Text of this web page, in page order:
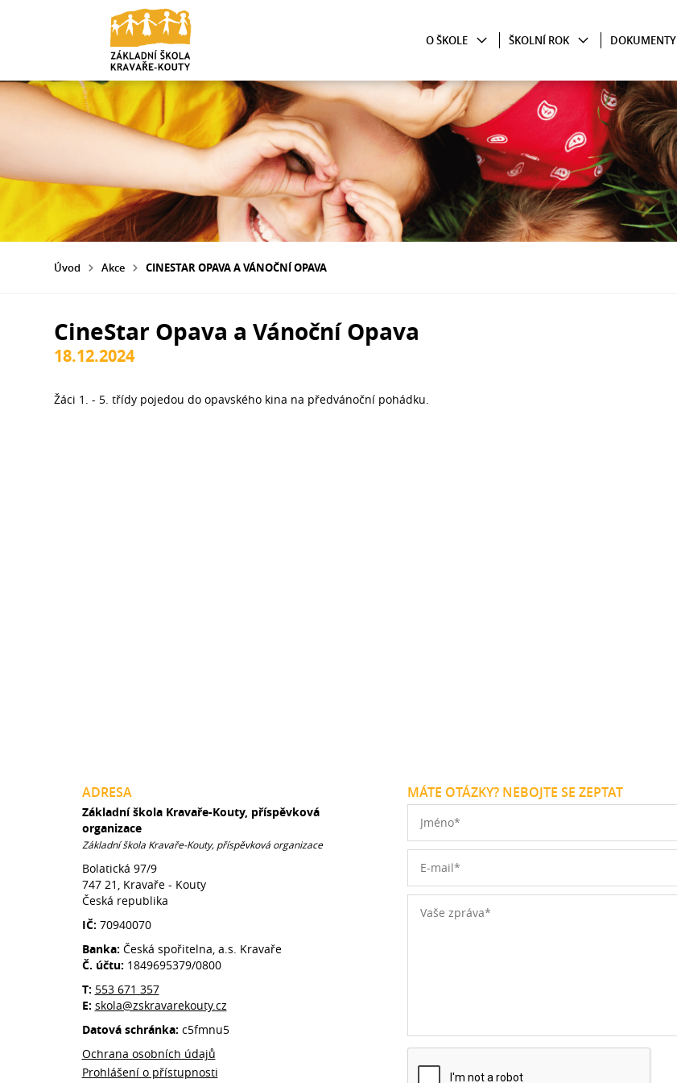
O ŠKOLE ŠKOLNÍ ROK DOKUMENTY
Úvod Akce CINESTAR OPAVA A VÁNOČNÍ OPAVA
CineStar Opava a Vánoční Opava
18.12.2024
Žáci 1. - 5. třídy pojedou do opavského kina na předvánoční pohádku.
ADRESA
Základní škola Kravaře-Kouty, příspěvková
organizace
Základní škola Kravaře-Kouty, příspěvková organizace
Bolatická 97/9
747 21, Kravaře - Kouty
Česká republika
IČ: 70940070
Banka: Česká spořitelna, a.s. Kravaře
Č. účtu: 1849695379/0800
T: 553 671 357
E: skola@zskravarekouty.cz
Datová schránka: c5fmnu5
Ochrana osobních údajů
Prohlášení o přístupnosti
MÁTE OTÁZKY? NEBOJTE SE ZEPTAT